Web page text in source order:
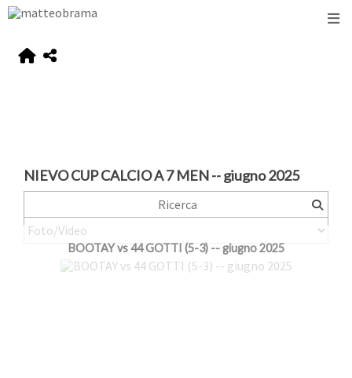
NIEVO CUP CALCIO A 7 MEN -- giugno 2025
BOOTAY vs 44 GOTTI (5-3) -- giugno 2025